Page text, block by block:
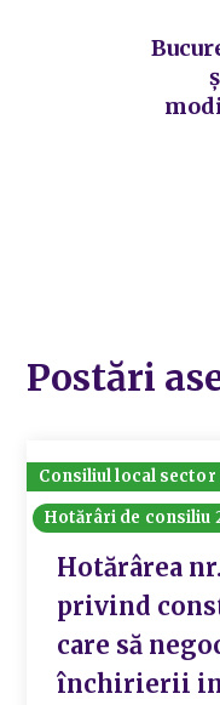
Postări
Consiliul local sector
Hotărâri de consiliu
Hotărârea nr.
privind
care să
închirierii